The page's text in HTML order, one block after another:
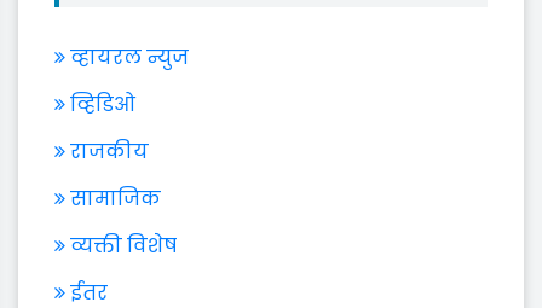
व्हायरल न्युज
व्हिडिओ
राजकीय
सामाजिक
व्यक्ती विशेष
ईतर